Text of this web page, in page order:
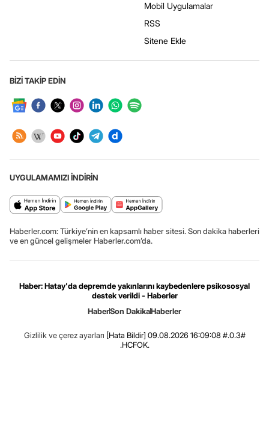
Mobil Uygulamalar
RSS
Sitene Ekle
BİZİ TAKİP EDİN
UYGULAMAMIZI İNDİRİN
Haberler.com: Türkiye’nin en kapsamlı haber sitesi. Son dakika haberleri
ve en güncel gelişmeler Haberler.com’da.
Haber: Hatay'da depremde yakınlarını kaybedenlere psikososyal
destek verildi - Haberler
HaberSon DakikaHaberler
Gizlilik ve çerez ayarları [Hata Bildir] 09.08.2026 16:09:08 #.0.3#
.HCFOK.